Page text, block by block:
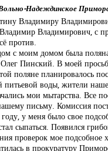
Надеждинское
Владимиру
Владимирович, с
против.
с моим домом была
Пинский. В моей
поляне планировалось
питьевой воды, жители
мои мытарства. Все
письму. Комиссия
у меня было свое
сыпаться. Появился
проверок мое
в прокуратуру